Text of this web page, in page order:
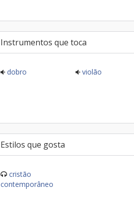
Instrumentos que toca
dobro violão
Estilos que gosta
cristão
contemporâneo